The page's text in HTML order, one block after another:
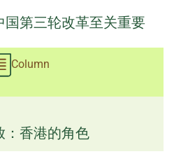
第三轮改革至关重要
Column
：香港的角色